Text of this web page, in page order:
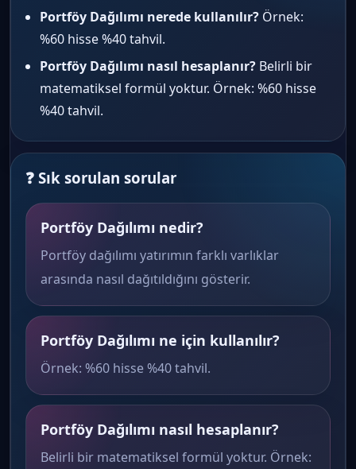
Portföy Dağılımı nerede kullanılır? Örnek:
%60 hisse %40 tahvil.
Portföy Dağılımı nasıl hesaplanır? Belirli bir
matematiksel formül yoktur. Örnek: %60 hisse
%40 tahvil.
❓ Sık sorulan sorular
Portföy Dağılımı nedir?
Portföy dağılımı yatırımın farklı varlıklar
arasında nasıl dağıtıldığını gösterir.
Portföy Dağılımı ne için kullanılır?
Örnek: %60 hisse %40 tahvil.
Portföy Dağılımı nasıl hesaplanır?
Belirli bir matematiksel formül yoktur. Örnek: